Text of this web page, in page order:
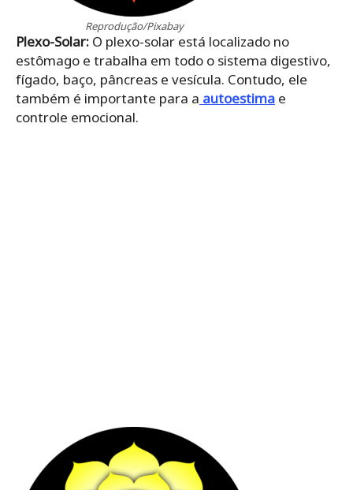
Reprodução/Pixabay
Plexo-Solar: O plexo-solar está localizado no
estômago e trabalha em todo o sistema digestivo,
fígado, baço, pâncreas e vesícula. Contudo, ele
também é importante para a autoestima e
controle emocional.